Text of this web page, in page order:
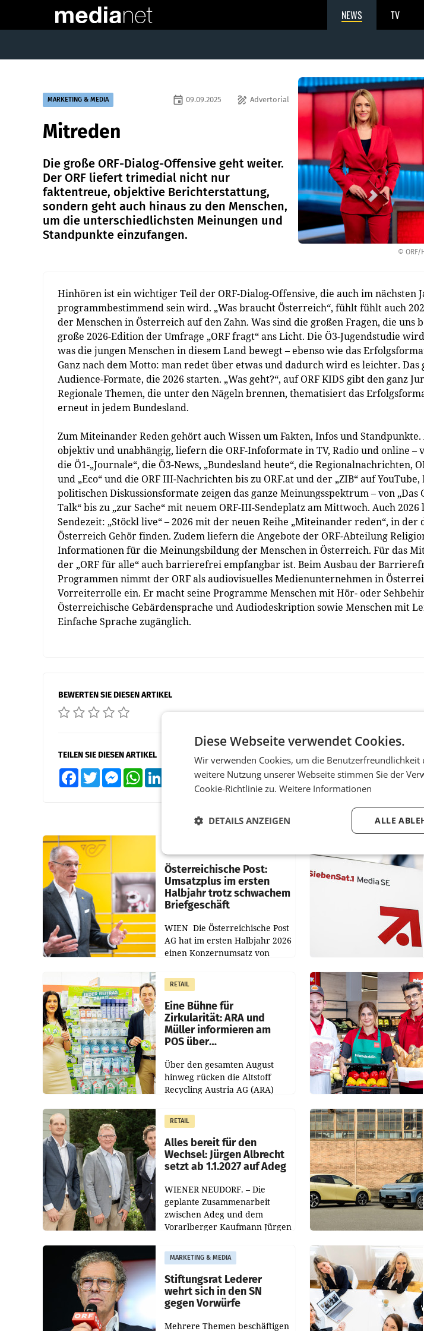
NEWS TV
© ORF/
MARKETING & MEDIA draw Advertorial
event 09.09.2025
Mitreden
Die große ORF-Dialog-Offensive geht weiter.
Der ORF liefert trimedial nicht nur
faktentreue, objektive Berichterstattung,
sondern geht auch hinaus zu den Menschen,
um die unterschiedlichsten Meinungen und
Standpunkte einzufangen.
Hinhören ist ein wichtiger Teil der ORF-Dialog-Offensive, die auch im nächsten
programmbestimmend sein wird. „Was braucht Österreich“, fühlt fühlt auch
der Menschen in Österreich auf den Zahn. Was sind die großen Fragen, die uns
große 2026-Edition der Umfrage „ORF fragt“ ans Licht. Die Ö3-Jugendstudie
was die jungen Menschen in diesem Land bewegt – ebenso wie das
Ganz nach dem Motto: man redet über etwas und dadurch wird es leichter. Das
Audience-Formate, die 2026 starten. „Was geht?“, auf ORF KIDS gibt den ganz
Regionale Themen, die unter den Nägeln brennen, thematisiert das
erneut in jedem Bundesland.
Zum Miteinander Reden gehört auch Wissen um Fakten, Infos und
objektiv und unabhängig, liefern die ORF-Infoformate in TV, Radio und online –
die Ö1-„Journale“, die Ö3-News, „Bundesland heute“, die Regionalnachrichten,
und „Eco“ und die ORF III-Nachrichten bis zu ORF.at und der „ZIB“ auf
politischen Diskussionsformate zeigen das ganze Meinungsspektrum – von „Das
Talk“ bis zu „zur Sache“ mit neuem ORF-III-Sendeplatz am Mittwoch. Auch
Sendezeit: „Stöckl live“ – 2026 mit der neuen Reihe „Miteinander reden“, in der
Österreich Gehör finden. Zudem liefern die Angebote der ORF-Abteilung
Informationen für die Meinungsbildung der Menschen in Österreich. Für das
der „ORF für alle“ auch barrierefrei empfangbar ist. Beim Ausbau der
Programmen nimmt der ORF als audiovisuelles Medienunternehmen in
Vorreiterrolle ein. Er macht seine Programme Menschen mit Hör- oder
Österreichische Gebärdensprache und Audiodeskription sowie Menschen mit
Einfache Sprache zugänglich.
BEWERTEN SIE DIESEN ARTIKEL
TEILEN SIE DIESEN ARTIKEL
FacebookTwitter MessengerWhatsApp XING Teilen
Österreichische Post:
Umsatzplus im ersten
Halbjahr trotz schwachem
Briefgeschäft
WIEN Die Österreichische Post
AG hat im ersten Halbjahr 2026
einen Konzernumsatz von
erwirtschaftet, was einem Plus
von 3,8 Prozent gegenüber
dem Vergleichszeitraum
RETAIL
Eine Bühne für
Zirkularität: ARA und
Müller informieren am
POS über
Über den gesamten August
hinweg rücken die Altstoff
Recycling Austria AG (ARA)
Müller die Initiative „Kreislauf-
Helden“ in allen
österreichischen Müller-Filialen
RETAIL
Alles bereit für den
Wechsel: Jürgen Albrecht
setzt ab 1.1.2027 auf Adeg
WIENER NEUDORF. – Die
geplante Zusammenarbeit
zwischen Adeg und dem
Vorarlberger Kaufmann Jürgen
freigegeben: Die
Bundeswettbewerbsbehörde
und der Bundeskartellanwalt
MARKETING & MEDIA
Stiftungsrat Lederer
wehrt sich in den SN
gegen Vorwürfe
Mehrere Themen beschäftigen
Diese Webseite verwendet Cookies.
Wir verwenden Cookies, um die
weitere Nutzung unserer Webseite stimmen Sie der
Cookie-Richtlinie zu. Weitere Informationen
ALLE
DETAILS ANZEIGEN